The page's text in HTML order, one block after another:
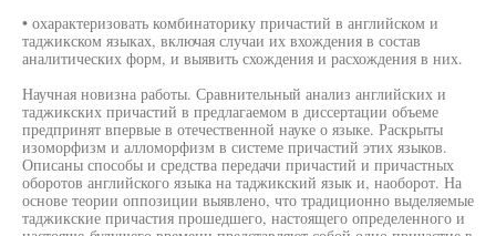
• охарактеризовать комбинаторику причастий в английском и
таджикском языках, включая случаи их вхождения в состав
аналитических форм, и выявить схождения и расхождения в них.
Научная новизна работы. Сравнительный анализ английских и
таджикских причастий в предлагаемом в диссертации объеме
предпринят впервые в отечественной науке о языке. Раскрыты
изоморфизм и алломорфизм в системе причастий этих языков.
Описаны способы и средства передачи причастий и причастных
оборотов английского языка на таджикский язык и, наоборот. На
основе теории оппозиции выявлено, что традиционно выделяемые
таджикские причастия прошедшего, настоящего определенного и